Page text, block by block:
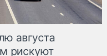
августа
рискуют